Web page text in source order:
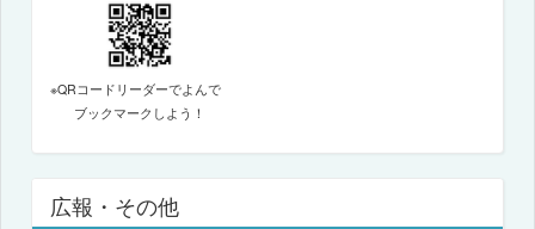
※QRコードリーダーでよんで
ブックマークしよう！
広報・その他